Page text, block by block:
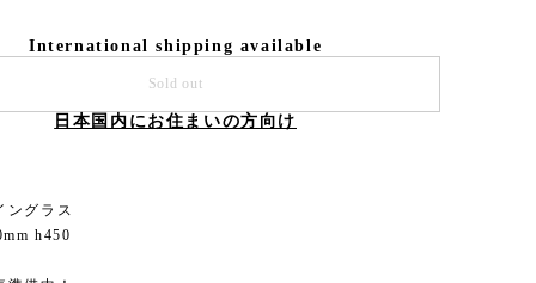
International shipping available
Sold out
日本国内にお住まいの方向け
ングラス
h450